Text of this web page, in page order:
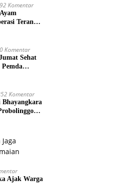
Komentar
Terang-
Komentar
Sehat
Pemda
Komentar
Ajak Warga